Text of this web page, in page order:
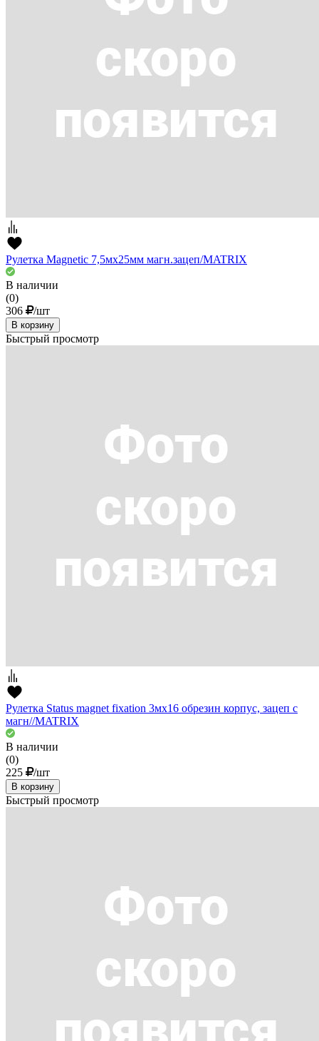
Рулетка Magnetic 7,5мх25мм магн.зацеп/MATRIX
В наличии
(0)
306
/шт
В корзину
Быстрый просмотр
Рулетка Status magnet fixation 3мх16 обрезин корпус, зацеп с
магн//MATRIX
В наличии
(0)
225
/шт
В корзину
Быстрый просмотр